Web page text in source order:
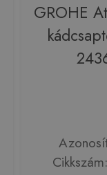
GROHE